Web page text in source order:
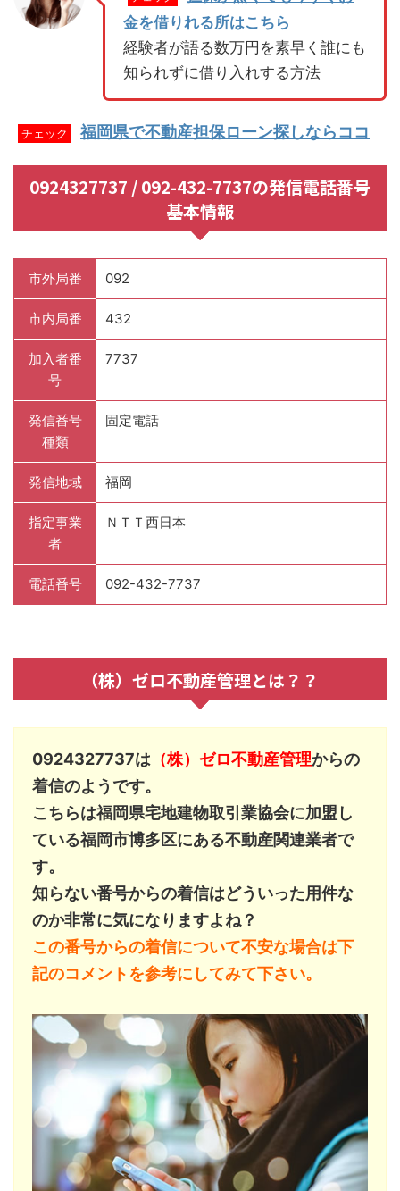
金を借りれる所はこちら
経験者が語る数万円を素早く誰にも
知られずに借り入れする方法
チェック 福岡県で不動産担保ローン探しならココ
0924327737 / 092-432-7737の発信電話番号
基本情報
市外局番 092
市内局番 432
加入者番
号
7737
発信番号
種類
固定電話
発信地域 福岡
指定事業
者
ＮＴＴ西日本
電話番号 092-432-7737
（株）ゼロ不動産管理とは？？
0924327737は （株）ゼロ不動産管理からの
着信のようです。
こちらは福岡県宅地建物取引業協会に加盟し
ている福岡市博多区にある不動産関連業者で
す。
知らない番号からの着信はどういった用件な
のか非常に気になりますよね？
この番号からの着信について不安な場合は下
記のコメントを参考にしてみて下さい。